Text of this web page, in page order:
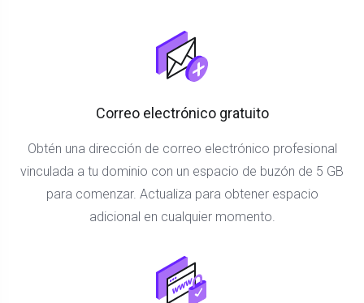
Correo electrónico gratuito
Obtén una dirección de correo electrónico profesional
vinculada a tu dominio con un espacio de buzón de 5 GB
para comenzar. Actualiza para obtener espacio
adicional en cualquier momento.